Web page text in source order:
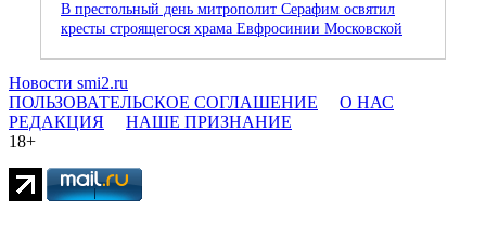
В престольный день митрополит Серафим освятил
кресты строящегося храма Евфросинии Московской
Новости smi2.ru
ПОЛЬЗОВАТЕЛЬСКОЕ СОГЛАШЕНИЕ
О НАС
РЕДАКЦИЯ
НАШЕ ПРИЗНАНИЕ
18+